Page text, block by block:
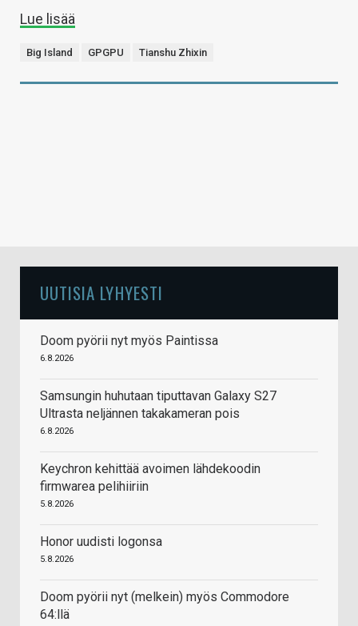
Lue lisää
Big Island GPGPU Tianshu Zhixin
UUTISIA LYHYESTI
Doom pyörii nyt myös Paintissa
6.8.2026
Samsungin huhutaan tiputtavan Galaxy S27
Ultrasta neljännen takakameran pois
6.8.2026
Keychron kehittää avoimen lähdekoodin
firmwarea pelihiiriin
5.8.2026
Honor uudisti logonsa
5.8.2026
Doom pyörii nyt (melkein) myös Commodore
64:llä